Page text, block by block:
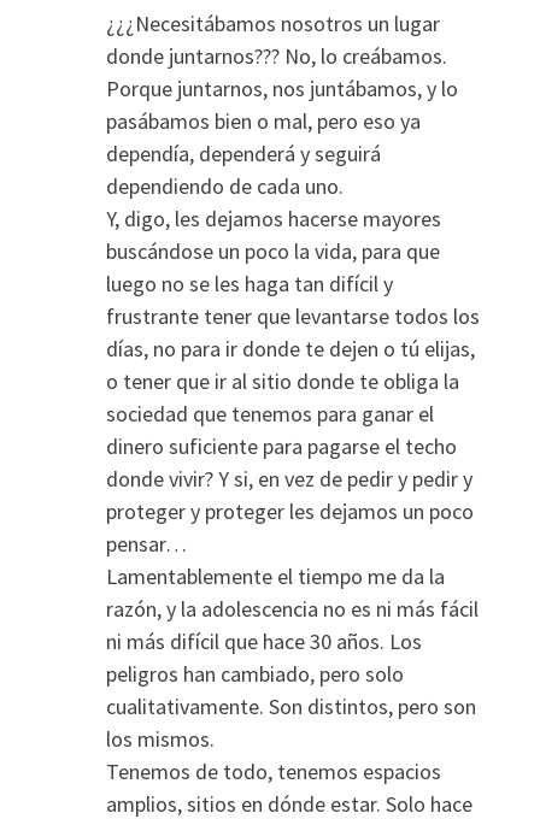
¿¿¿Necesitábamos nosotros un lugar
donde juntarnos??? No, lo creábamos.
Porque juntarnos, nos juntábamos, y lo
pasábamos bien o mal, pero eso ya
dependía, dependerá y seguirá
dependiendo de cada uno.
Y, digo, les dejamos hacerse mayores
buscándose un poco la vida, para que
luego no se les haga tan difícil y
frustrante tener que levantarse todos los
días, no para ir donde te dejen o tú elijas,
o tener que ir al sitio donde te obliga la
sociedad que tenemos para ganar el
dinero suficiente para pagarse el techo
donde vivir? Y si, en vez de pedir y pedir y
proteger y proteger les dejamos un poco
pensar…
Lamentablemente el tiempo me da la
razón, y la adolescencia no es ni más fácil
ni más difícil que hace 30 años. Los
peligros han cambiado, pero solo
cualitativamente. Son distintos, pero son
los mismos.
Tenemos de todo, tenemos espacios
amplios, sitios en dónde estar. Solo hace